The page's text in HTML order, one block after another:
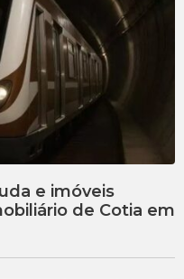
e imóveis
de Cotia em